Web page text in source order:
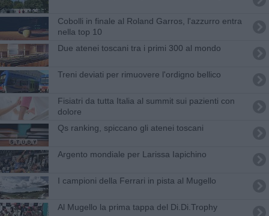
Cobolli in finale al Roland Garros, l'azzurro entra
nella top 10
Due atenei toscani tra i primi 300 al mondo
Treni deviati per rimuovere l'ordigno bellico
Fisiatri da tutta Italia al summit sui pazienti con
dolore
Qs ranking, spiccano gli atenei toscani
Argento mondiale per Larissa Iapichino
I campioni della Ferrari in pista al Mugello
Al Mugello la prima tappa del Di.Di.Trophy